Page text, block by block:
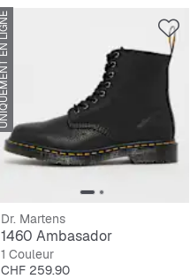
UNIQUEMENT EN LIGNE
Dr. Martens
1460 Ambasador
1 Couleur
Prix
CHF 259.90